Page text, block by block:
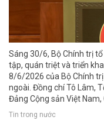
Sáng 30/6, Bộ Chính trị
tập, quán triệt và triển
8/6/2026 của Bộ Chính
ngoài. Đồng chí Tô Lâm,
Đảng Cộng sản Việt Nam,
Tin trong nước